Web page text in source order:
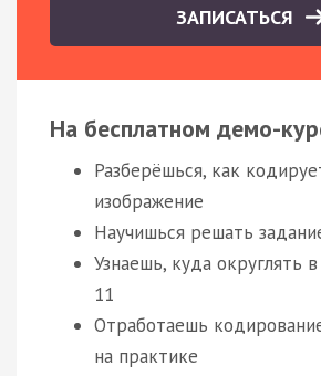
ЗАПИСАТЬСЯ
На бесплатном демо-
Разберёшься, как
изображение
Научишься решать
Узнаешь, куда округлять
11
Отработаешь
на практике